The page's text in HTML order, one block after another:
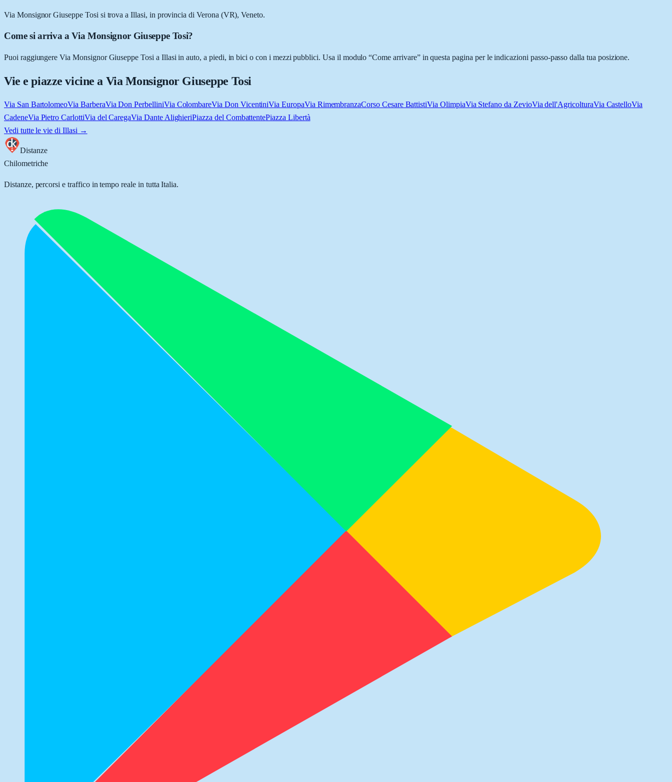
Via Monsignor Giuseppe Tosi si trova a Illasi, in provincia di Verona (VR), Veneto.
Come si arriva a Via Monsignor Giuseppe Tosi?
Puoi raggiungere Via Monsignor Giuseppe Tosi a Illasi in auto, a piedi, in bici o con i mezzi pubblici. Usa il modulo “Come arrivare” in questa pagina per le indicazioni passo-passo dalla tua posizione.
Vie e piazze vicine a Via Monsignor Giuseppe Tosi
Via San BartolomeoVia BarberaVia Don PerbelliniVia ColombareVia Don VicentiniVia EuropaVia RimembranzaCorso Cesare BattistiVia OlimpiaVia Stefano da ZevioVia dell'AgricolturaVia CastelloVia
CadeneVia Pietro CarlottiVia del CaregaVia Dante AlighieriPiazza del CombattentePiazza Libertà
Vedi tutte le vie di Illasi →
Distanze
Chilometriche
Distanze, percorsi e traffico in tempo reale in tutta Italia.